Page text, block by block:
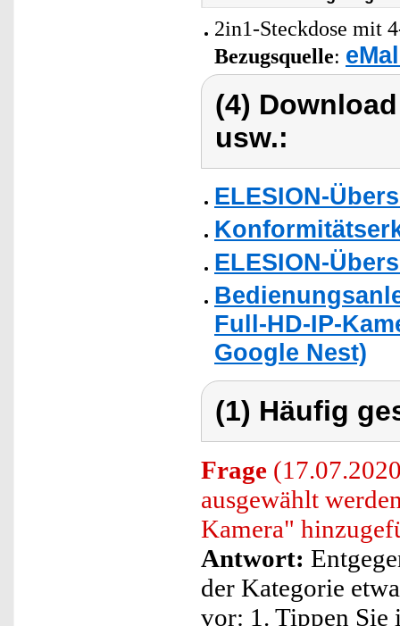
2in1-Steckdose mit
Bezugsquelle:
(4)
usw.:
ELESION-
ELESION-
Full-HD-IP-
Google Nest)
(1) Häufig
Frage
ausgewählt
Kamera"
Antwort:
der Kategorie
vor: 1. Tippen Sie